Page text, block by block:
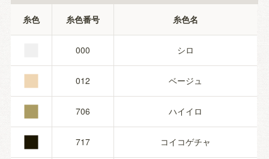
糸色 糸色番号 糸色名
■ 000 シロ
■ 012 ベージュ
■ 706 ハイイロ
717 コイコゲチャ